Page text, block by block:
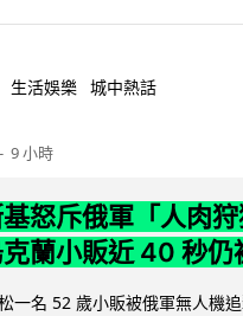
生活娛樂 城中熱話
9 小時
怒斥俄軍「人肉
蘭小販近 40 秒仍
一名 52 歲小販被俄軍無人機